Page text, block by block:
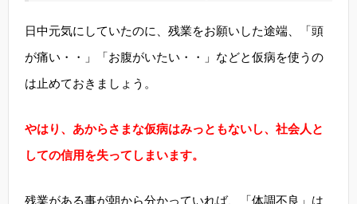
日中元気にしていたのに、残業をお願いした途端、「頭
が痛い・・」「お腹がいたい・・」などと仮病を使うの
は止めておきましょう。
やはり、あからさまな仮病はみっともないし、社会人と
しての信用を失ってしまいます。
残業がある事が朝から分かっていれば、「体調不良」は